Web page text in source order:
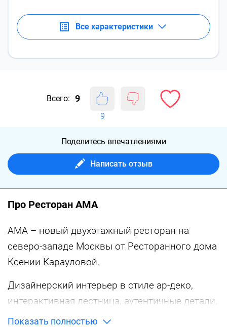
Все характеристики
Всего: 9
9
Поделитесь впечатлениями
Написать отзыв
Про Ресторан АМА
АМА – новый двухэтажный ресторан на
северо-западе Москвы от Ресторанного дома
Ксении Карауловой.
Дизайнерский интерьер в стиле ар-деко,
интерактивная лестница, аутентичные детали,
которые приковывают внимание — здесь всё
Показать полностью